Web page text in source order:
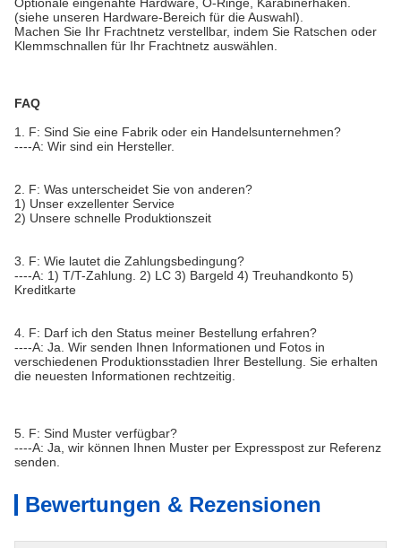
(siehe unseren Hardware-Bereich für die Auswahl).
Machen Sie Ihr Frachtnetz verstellbar, indem Sie Ratschen oder
Klemmschnallen für Ihr Frachtnetz auswählen.
FAQ
1. F: Sind Sie eine Fabrik oder ein Handelsunternehmen?
----A: Wir sind ein Hersteller.
2. F: Was unterscheidet Sie von anderen?
1) Unser exzellenter Service
2) Unsere schnelle Produktionszeit
3. F: Wie lautet die Zahlungsbedingung?
----A: 1) T/T-Zahlung. 2) LC 3) Bargeld 4) Treuhandkonto 5)
Kreditkarte
4. F: Darf ich den Status meiner Bestellung erfahren?
----A: Ja. Wir senden Ihnen Informationen und Fotos in
verschiedenen Produktionsstadien Ihrer Bestellung. Sie erhalten
die neuesten Informationen rechtzeitig.
5. F: Sind Muster verfügbar?
----A: Ja, wir können Ihnen Muster per Expresspost zur Referenz
senden.
Bewertungen & Rezensionen